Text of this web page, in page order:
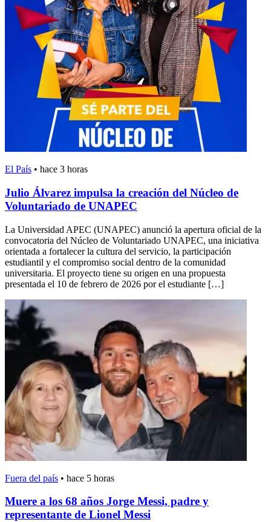
El País • hace 3 horas
Julio Álvarez impulsa la creación del Núcleo de
Voluntariado de UNAPEC
La Universidad APEC (UNAPEC) anunció la apertura oficial de la
convocatoria del Núcleo de Voluntariado UNAPEC, una iniciativa
orientada a fortalecer la cultura del servicio, la participación
estudiantil y el compromiso social dentro de la comunidad
universitaria. El proyecto tiene su origen en una propuesta
presentada el 10 de febrero de 2026 por el estudiante […]
Fuera del país • hace 5 horas
Muere a los 68 años Jorge Messi, padre y
representante de Lionel Messi